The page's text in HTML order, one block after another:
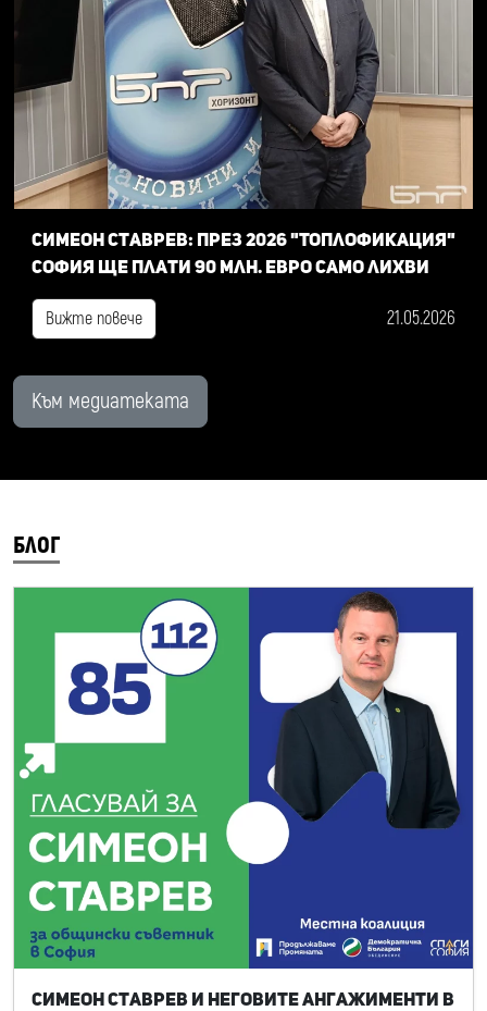
Симеон Ставрев: През 2026 "Топлофикация"
София ще плати 90 млн. евро само лихви
Вижте повече 21.05.2026
Към медиатеката
БЛОГ
Симеон Ставрев и неговите ангажименти в